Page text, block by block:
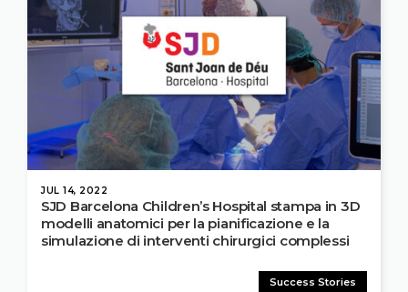
JUL 14, 2022
Success Stories
SJD Barcelona Children’s Hospital stampa in 3D
modelli anatomici per la pianificazione e la
simulazione di interventi chirurgici complessi